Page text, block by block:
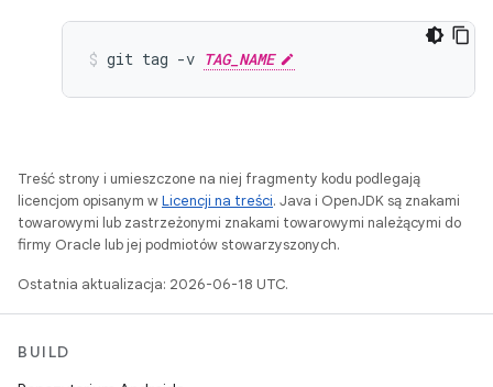
git tag -v TAG_NAME
Treść strony i umieszczone na niej fragmenty kodu podlegają
licencjom opisanym wLicencji na treści. Java i OpenJDK są znakami
towarowymi lub zastrzeżonymi znakami towarowymi należącymi do
firmy Oracle lub jej podmiotów stowarzyszonych.
Ostatnia aktualizacja: 2026-06-18 UTC.
BUILD